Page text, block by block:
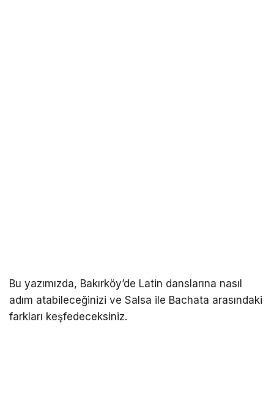
Bu yazımızda, Bakırköy’de Latin danslarına nasıl
adım atabileceğinizi ve Salsa ile Bachata arasındaki
farkları keşfedeceksiniz.